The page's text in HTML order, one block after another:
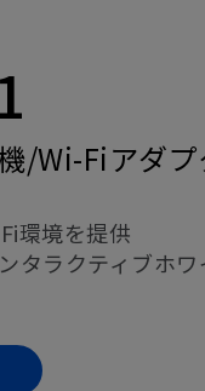
/Wi-Fiアダプ
環境を提供
タラクティブホ